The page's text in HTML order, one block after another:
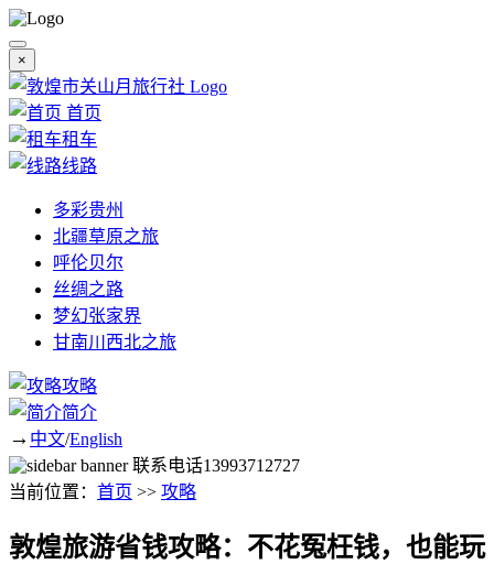
×
首页
租车
线路
多彩贵州
北疆草原之旅
呼伦贝尔
丝绸之路
梦幻张家界
甘南川西北之旅
攻略
简介
→ 中文/English
联系电话13993712727
当前位置： 首页 >> 攻略
敦煌旅游省钱攻略：不花冤枉钱，也能玩